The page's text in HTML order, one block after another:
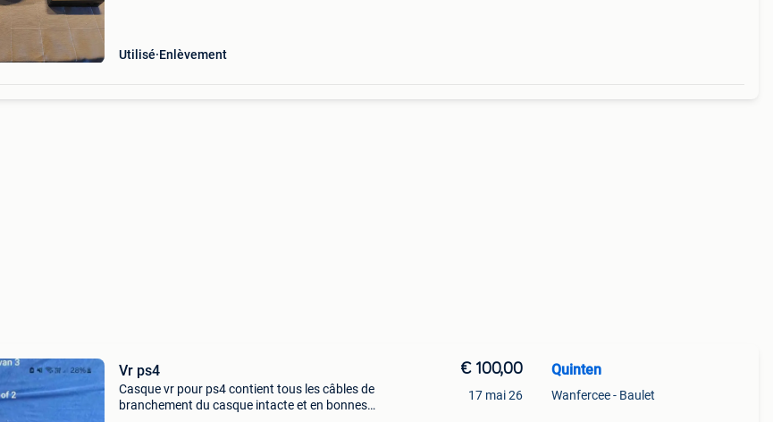
Utilisé Enlèvement
Vr ps4
Casque vr pour ps4 contient tous les câbles de
branchement du casque intacte et en bonnes
€ 100,00
17 mai 26
Quinten
Wanfercee - Baulet